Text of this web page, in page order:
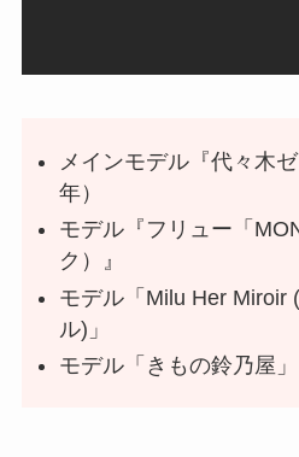
メインモデル『代々木
年）
モデル『フリュー「
ク）』
モデル「Milu Her Miroir
ル)」
モデル「きもの鈴乃屋